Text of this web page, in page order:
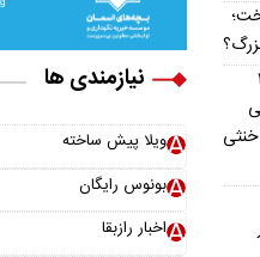
۱۵
نیازمندی ها
ویلا پیش ساخته
بونوس رایگان
اخبار رازبقا